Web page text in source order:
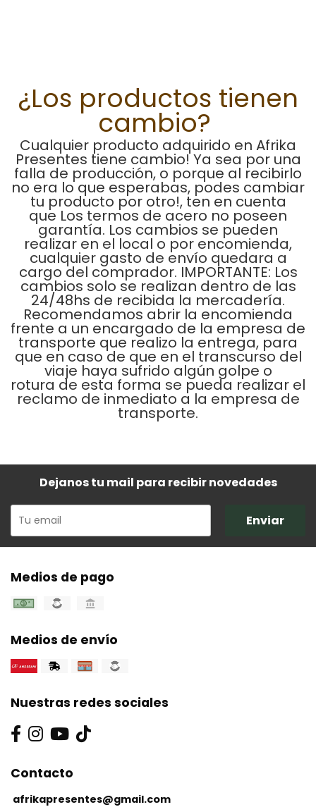
¿Los productos tienen
cambio?
Cualquier producto adquirido en Afrika
Presentes tiene cambio! Ya sea por una
falla de producción, o porque al recibirlo
no era lo que esperabas, podes cambiar
tu producto por otro!, ten en cuenta
que Los termos de acero no poseen
garantía. Los cambios se pueden
realizar en el local o por encomienda,
cualquier gasto de envío quedara a
cargo del comprador. IMPORTANTE: Los
cambios solo se realizan dentro de las
24/48hs de recibida la mercadería.
Recomendamos abrir la encomienda
frente a un encargado de la empresa de
transporte que realizo la entrega, para
que en caso de que en el transcurso del
viaje haya sufrido algún golpe o
rotura de esta forma se pueda realizar el
reclamo de inmediato a la empresa de
transporte.
Dejanos tu mail para recibir novedades
Enviar
Medios de pago
Medios de envío
Nuestras redes sociales
Contacto
afrikapresentes@gmail.com